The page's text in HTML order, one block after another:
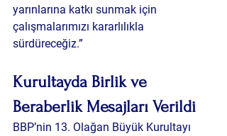
yarınlarına katkı sunmak için
çalışmalarımızı kararlılıkla
sürdüreceğiz.”
Kurultayda Birlik ve
Beraberlik Mesajları Verildi
BBP’nin 13. Olağan Büyük Kurultayı